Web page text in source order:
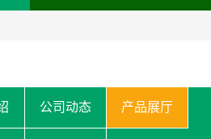
公司动态 产品展厅